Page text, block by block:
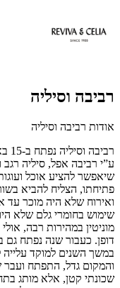
רביבה וסיליה
אודות רביבה וסיליה
ע”י רביבה אפל, סיליה רגב
שיאפשר להציע אוכל
פתיחתו, הצליח להביא
ואירוח שלא היה מוכר עד
שימוש בחומרי גלם שלא
מוניטין במהירות רבה,
דופן. כעבור שנה נפתח גם
במשך השנים למוקד עלייה
והמקום גדל, התפתח ועבר
שכונתי קטן, אלא מותג